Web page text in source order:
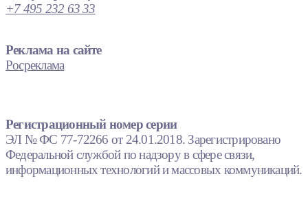
+7 495 232 63 33
Реклама на сайте
Росреклама
Регистрационный номер серии
ЭЛ № ФС 77-72266 от 24.01.2018. Зарегистрировано
Федеральной службой по надзору в сфере связи,
информационных технологий и массовых коммуникаций.